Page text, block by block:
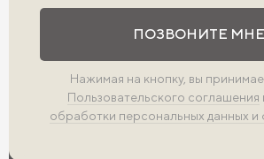
ПОЗВОНИТЕ МНЕ
Нажимая на кнопку, вы
Пользовательского соглашения
обработки персональных данных